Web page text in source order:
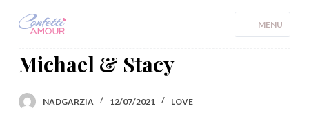
p
MENU
Michael & Stacy
NADGARZIA 12/07/2021 LOVE